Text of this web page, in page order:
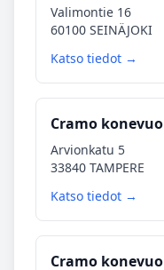
Valimontie 16
60100 SEINÄJOKI
Katso tiedot →
Cramo
Arvionkatu 5
33840 TAMPERE
Katso tiedot →
Cramo